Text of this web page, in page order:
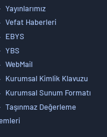
Yayınlarımız
Vefat Haberleri
EBYS
YBS
WebMail
Kurumsal Kimlik Klavuzu
Kurumsal Sunum Formatı
Taşınmaz Değerleme